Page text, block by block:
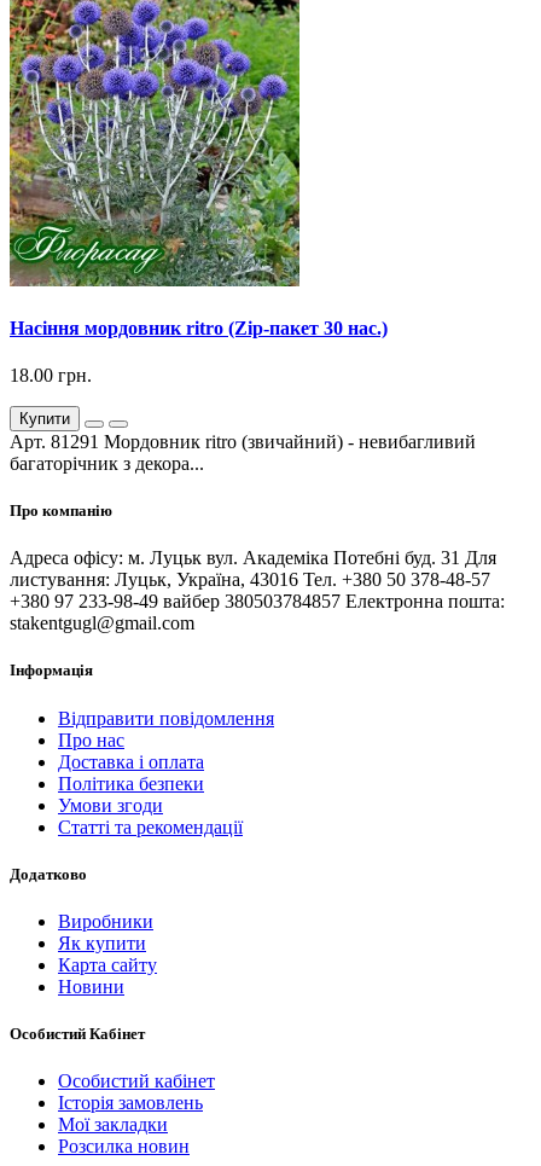
Насіння мордовник ritro (Zip-пакет 30 нас.)
18.00 грн.
Купити
Арт. 81291 Мордовник ritro (звичайний) - невибагливий
багаторічник з декора...
Про компанію
Адреса офісу: м. Луцьк вул. Академіка Потебні буд. 31 Для
листування: Луцьк, Україна, 43016 Тел. +380 50 378-48-57
+380 97 233-98-49 вайбер 380503784857 Електронна пошта:
stakentgugl@gmail.com
Інформація
Відправити повідомлення
Про нас
Доставка і оплата
Політика безпеки
Умови згоди
Статті та рекомендації
Додатково
Виробники
Як купити
Карта сайту
Новини
Особистий Кабінет
Особистий кабінет
Історія замовлень
Мої закладки
Розсилка новин